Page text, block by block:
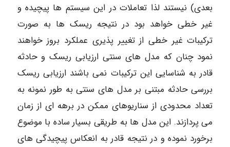
بعدی) نیستند لذا تعاملات در این سیستم ها پیچیده و
غیر خطی خواهد بود در نتیجه ریسک ها به صورت
ترکیبات غیر خطی از تغییر پذیری عملکرد بروز خواهند
نمود چنان که مدل های سنتی ارزیابی ریسک و حادثه
قادر به شناسایی این ترکیبات نمی باشند ارزیابی ریسک
بررسی حادثه مبتنی بر مدل های سنتی به طور نمونه به
تعداد محدودی از سناریوهای ممکن در برهه ای از زمان
می پردازند. این مدل ها به طریقی بسیار ساده با موضوع
برخورد نموده و در نتیجه قادر به انعکاس پیچیدگی های